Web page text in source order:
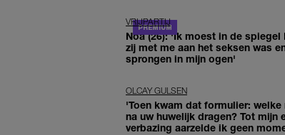
VRIJPARTIJ
Noa (26): 'Ik moest in de spiegel
zij met me aan het seksen was
sprongen in mijn ogen'
OLCAY GULSEN
'Toen kwam dat formulier: welke
na uw huwelijk dragen? Tot mijn
verbazing aarzelde ik geen